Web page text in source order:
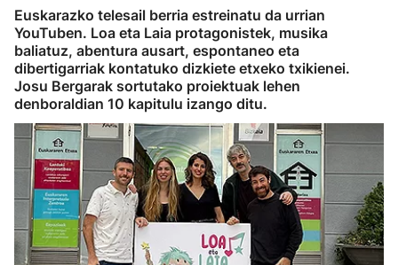
Ikusmiran
Eguraldia
Euskarazko telesail berria estreinatu da urrian
YouTuben. Loa eta Laia protagonistek, musika
baliatuz, abentura ausart, espontaneo eta
dibertigarriak kontatuko dizkiete etxeko txikienei.
Josu Bergarak sortutako proiektuak lehen
denboraldian 10 kapitulu izango ditu.